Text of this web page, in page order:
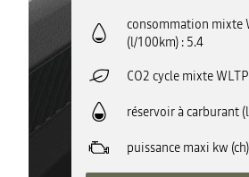
consommation mixte
(l/100km) 5.4
CO2 cycle mixte
réservoir à carburant
puissance maxi kw (ch)